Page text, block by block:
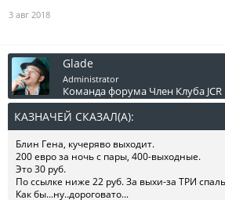
3 авг 2018
Glade
Administrator
Команда форума Член Клуба JCR
КАЗНАЧЕЙ СКАЗАЛ(А):
Блин Гена, кучеряво выходит.
200 евро за ночь с пары, 400-выходные.
Это 30 руб.
По ссылке ниже 22 руб. За выхи-за ТРИ
Как бы...ну..дороговато...